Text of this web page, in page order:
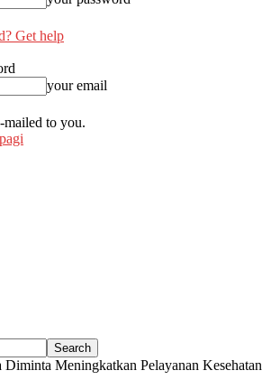
Get help
your email
to you.
Diminta Meningkatkan Pelayanan Kesehatan